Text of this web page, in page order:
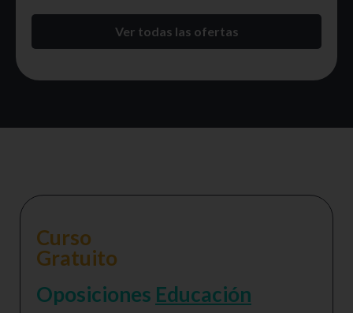
Ver todas las ofertas
Curso
Gratuito
Oposiciones Educación